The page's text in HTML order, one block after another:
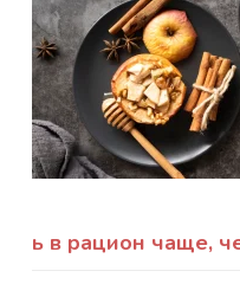
ь в рацион чаще,